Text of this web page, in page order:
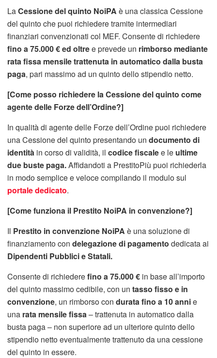
LaCessione del quinto NoiPA è una classica Cessione
del quinto che puoi richiedere tramite intermediari
finanziari convenzionati col MEF. Consente di richiedere
fino a 75.000 € ed oltree prevede un rimborso mediante
rata fissa mensile trattenuta in automatico dalla busta
paga, pari massimo ad un quinto dello stipendio netto.
[Come posso richiedere la Cessione del quinto come
agente delle Forze dell’Ordine?]
In qualità di agente delle Forze dell’Ordine puoi richiedere
una Cessione del quinto presentando un documento di
identità in corso di validità, il codice fiscalee le ultime
due buste paga.Affidandoti a PrestitoPiù puoi richiederla
in modo semplice e veloce compilando il modulo sul
portale dedicato.
[Come funziona il Prestito NoiPA in convenzione?]
Il Prestito in convenzione NoiPA è una soluzione di
finanziamento con delegazione di pagamento dedicata ai
Dipendenti Pubblici e Statali.
Consente di richiederefino a 75.000 € in base all’importo
del quinto massimo cedibile, con un tasso fisso e in
convenzione, un rimborso con durata fino a 10 annie
una rata mensile fissa– trattenuta in automatico dalla
busta paga – non superiore ad un ulteriore quinto dello
stipendio netto eventualmente trattenuto da una cessione
del quinto in essere.